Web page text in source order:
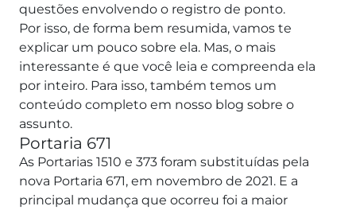
questões envolvendo o registro de ponto.
Por isso, de forma bem resumida, vamos te
explicar um pouco sobre ela. Mas, o mais
interessante é que você leia e compreenda ela
por inteiro. Para isso, também temos um
conteúdo completo em nosso blog sobre o
assunto.
Portaria 671
As Portarias 1510 e 373 foram substituídas pela
nova Portaria 671, em novembro de 2021. E a
principal mudança que ocorreu foi a maior